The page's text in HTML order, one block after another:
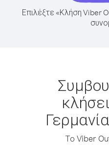
Επιλέξτε «Κλήση Viber
Το Viber